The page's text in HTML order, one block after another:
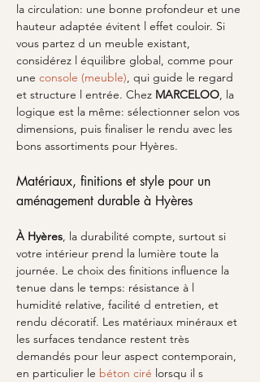
la circulation: une bonne profondeur et une
hauteur adaptée évitent l effet couloir. Si
vous partez d un meuble existant,
considérez l équilibre global, comme pour
une console (meuble), qui guide le regard
et structure l entrée. Chez MARCELOO, la
logique est la même: sélectionner selon vos
dimensions, puis finaliser le rendu avec les
bons assortiments pour Hyères.
Matériaux, finitions et style pour un
aménagement durable à Hyères
À Hyères, la durabilité compte, surtout si
votre intérieur prend la lumière toute la
journée. Le choix des finitions influence la
tenue dans le temps: résistance à l
humidité relative, facilité d entretien, et
rendu décoratif. Les matériaux minéraux et
les surfaces tendance restent très
demandés pour leur aspect contemporain,
en particulier le béton ciré lorsqu il s